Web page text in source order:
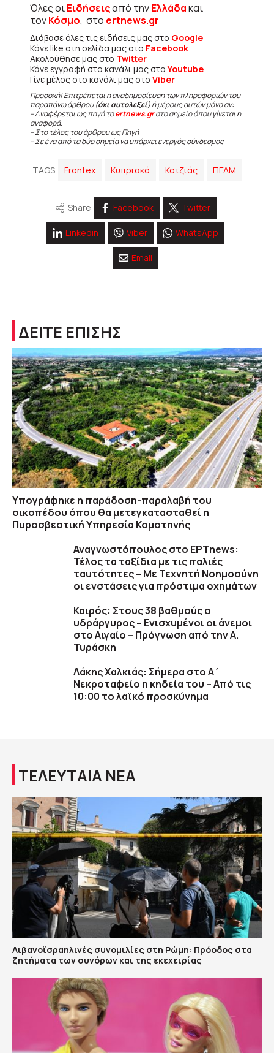
Όλες οιΕιδήσειςαπό τηνΕλλάδακαι
τονΚόσμο, στο ertnews.gr
Διάβασε όλες τις ειδήσεις μας στο Google
Κάνε like στη σελίδα μας στο Facebook
Ακολούθησε μας στο Twitter
Κάνε εγγραφή στο κανάλι μας στοYoutube
Γίνε μέλος στο κανάλι μας στο Viber
Προσοχή! Επιτρέπεται η αναδημοσίευση των πληροφοριών του
παραπάνω άρθρου (όχι αυτολεξεί) ή μέρους αυτών μόνο αν:
– Αναφέρεται ως πηγή τοertnews.grστο σημείο όπου γίνεται η
αναφορά.
– Στο τέλος του άρθρου ως Πηγή
– Σε ένα από τα δύο σημεία να υπάρχει ενεργός σύνδεσμος
TAGS Frontex Kυπριακό Κοτζιάς ΠΓΔΜ
Share Facebook Twitter
Linkedin Viber WhatsApp
Email
ΔΕΙΤΕ ΕΠΙΣΗΣ
Υπογράφηκε η παράδοση-παραλαβή του
οικοπέδου όπου θα μετεγκατασταθεί η
Πυροσβεστική Υπηρεσία Κομοτηνής
Αναγνωστόπουλος στο ΕΡΤnews:
Τέλος τα ταξίδια με τις παλιές
ταυτότητες – Με Τεχνητή Νοημοσύνη
οι ενστάσεις για πρόστιμα οχημάτων
Καιρός: Στους 38 βαθμούς ο
υδράργυρος – Ενισχυμένοι οι άνεμοι
στο Αιγαίο – Πρόγνωση από την Α.
Τυράσκη
Λάκης Χαλκιάς: Σήμερα στο Α΄
Νεκροταφείο η κηδεία του – Από τις
10:00 το λαϊκό προσκύνημα
ΤΕΛΕΥΤΑΙΑ ΝΕΑ
Λιβανοϊσραηλινές συνομιλίες στη Ρώμη: Πρόοδος στα
ζητήματα των συνόρων και της εκεχειρίας